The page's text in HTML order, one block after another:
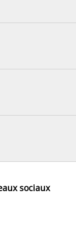
sociaux